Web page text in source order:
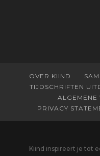
OVER KIIND
TIJDSCHRIFTEN
PRIVACY
Kiind inspireert je tot